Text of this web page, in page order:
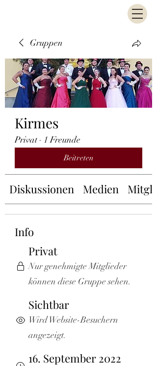
Gruppen
Kirmes
Privat · 1 Freunde
Beitreten
Diskussionen Medien
Info
Privat
Nur genehmigte Mitglieder
können diese Gruppe sehen.
Sichtbar
Wird Website-Besuchern
angezeigt.
16. September 2022